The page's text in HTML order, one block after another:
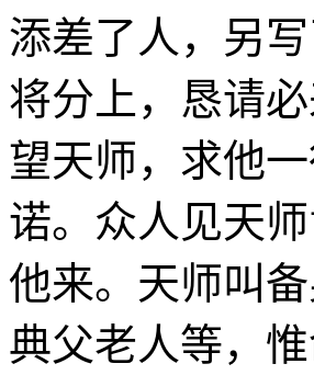
添差了人，另
将分上，恳请
望天师，求他
诺。众人见天
他来。天师叫
典父老人等，